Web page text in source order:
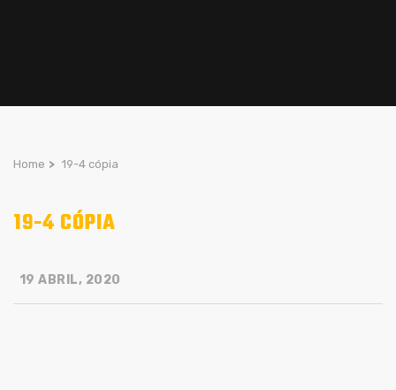
Home > 19-4 cópia
19-4 CÓPIA
19 ABRIL, 2020